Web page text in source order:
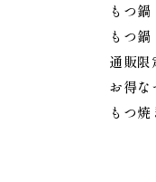
もつ
もつ
通販限
お得な
もつ焼